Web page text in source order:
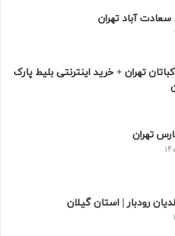
سعادت‌ آباد تهران
تهران + خرید اینترنتی بلیط پارک
تهران
رودبار | استان گیلان